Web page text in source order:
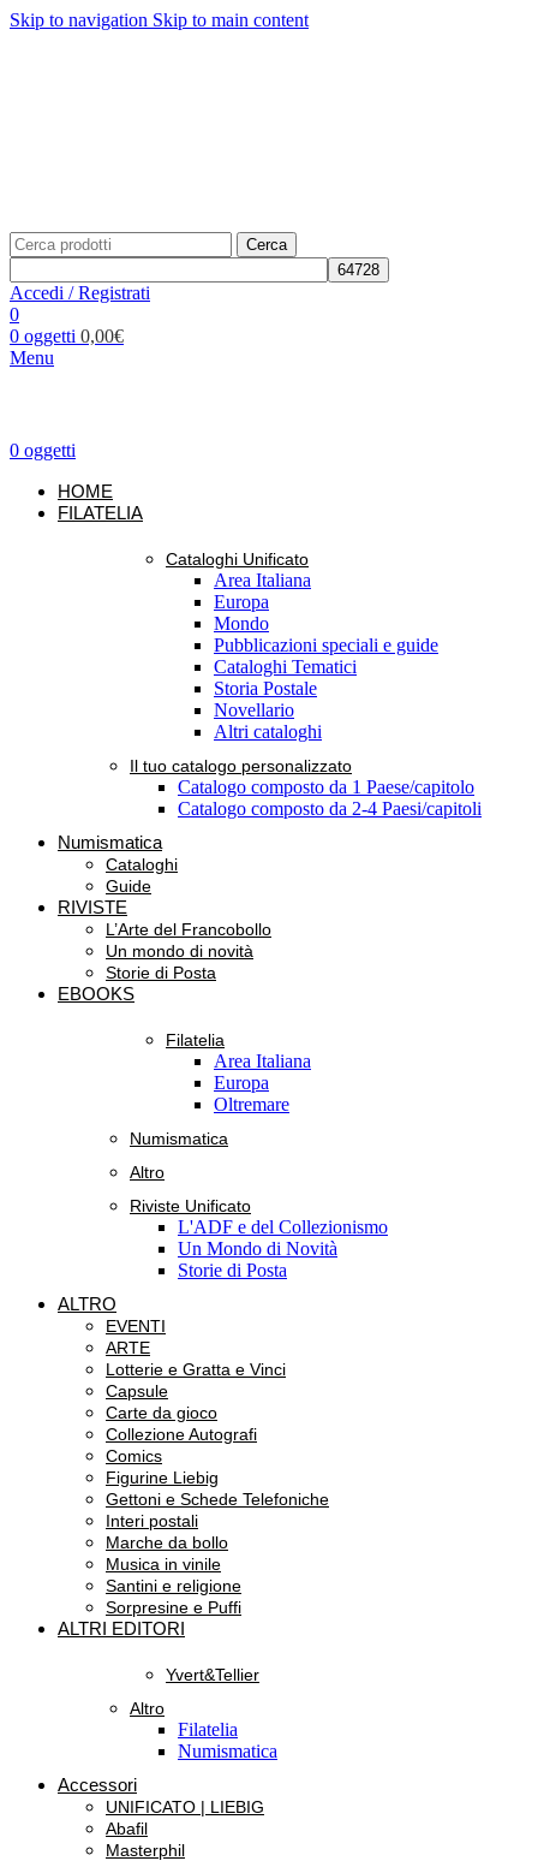
Skip to navigation Skip to main content
Cerca
Accedi / Registrati
0
0 oggetti 0,00€
Menu
0 oggetti
HOME
FILATELIA
Cataloghi Unificato
Area Italiana
Europa
Mondo
Pubblicazioni speciali e guide
Cataloghi Tematici
Storia Postale
Novellario
Altri cataloghi
Il tuo catalogo personalizzato
Catalogo composto da 1 Paese/capitolo
Catalogo composto da 2-4 Paesi/capitoli
Numismatica
Cataloghi
Guide
RIVISTE
L’Arte del Francobollo
Un mondo di novità
Storie di Posta
EBOOKS
Filatelia
Area Italiana
Europa
Oltremare
Numismatica
Altro
Riviste Unificato
L'ADF e del Collezionismo
Un Mondo di Novità
Storie di Posta
ALTRO
EVENTI
ARTE
Lotterie e Gratta e Vinci
Capsule
Carte da gioco
Collezione Autografi
Comics
Figurine Liebig
Gettoni e Schede Telefoniche
Interi postali
Marche da bollo
Musica in vinile
Santini e religione
Sorpresine e Puffi
ALTRI EDITORI
Yvert&Tellier
Altro
Filatelia
Numismatica
Accessori
UNIFICATO | LIEBIG
Abafil
Masterphil